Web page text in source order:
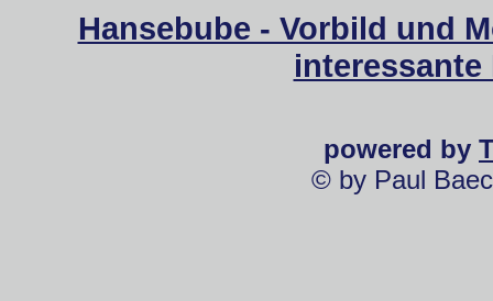
Hansebube - Vorbild und
powered by
© by Paul